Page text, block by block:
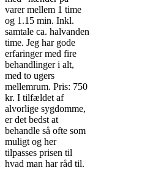
varer mellem 1 time
og 1.15 min. Inkl.
samtale ca. halvanden
time. Jeg har gode
erfaringer med fire
behandlinger i alt,
med to ugers
mellemrum. Pris: 750
kr. I tilfældet af
alvorlige sygdomme,
er det bedst at
behandle så ofte som
muligt og her
tilpasses prisen til
hvad man har råd til.